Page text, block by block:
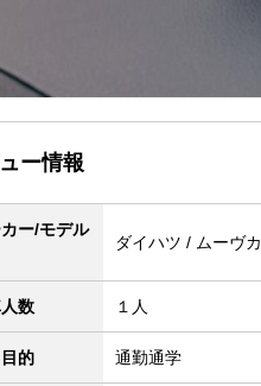
ー情報
ー/モデル
ダイハツ / ムーヴ
数 １人
的 通勤通学